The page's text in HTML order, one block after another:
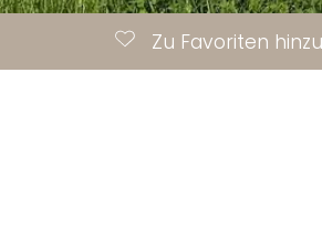
Zu Favoriten